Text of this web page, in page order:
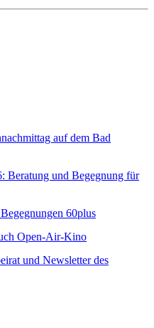
auf dem Bad
Beratung und Begegnung für
60plus
Open-Air-Kino
und Newsletter des